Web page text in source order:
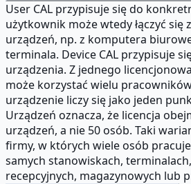
User CAL przypisuje się do
użytkownik może wtedy łączyć się
urządzeń, np. z komputera
terminala. Device CAL przypisuje
urządzenia. Z jednego
może korzystać wielu
urządzenie liczy się jako jeden
Urządzeń oznacza, że licencja
urządzeń, a nie 50 osób. Taki
firmy, w których wiele osób
samych stanowiskach,
recepcyjnych, magazynowych lub